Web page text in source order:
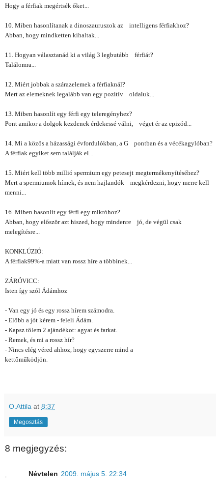
Hogy a férfiak megértsék őket...
10. Miben hasonlítanak a dinoszauruszok az
intelligens férfiakhoz?
Abban, hogy mindketten kihaltak...
11. Hogyan választanád ki a világ 3 legbutább
férfiát?
Találomra...
12. Miért jobbak a szárazelemek a férfiaknál?
Mert az elemeknek legalább van egy pozitív
oldaluk...
13. Miben hasonlít egy férfi egy teleregényhez?
Pont amikor a dolgok kezdenek érdekessé válni,
véget ér az epizód...
14. Mi a közös a házassági évfordulókban, a G
pontban és a vécékagylóban?
A férfiak egyiket sem találják el...
15. Miért kell több millió spermium egy petesejt megtermékenyítéséhez?
Mert a spermiumok hímek, és nem hajlandók
megkérdezni, hogy merre kell
menni...
16. Miben hasonlít egy férfi egy mikróhoz?
Abban, hogy először azt hiszed, hogy mindenre
jó, de végül csak
melegítésre...
KONKLÚZIÓ:
A férfiak99%-a miatt van rossz híre a többinek...
ZÁRÓVICC:
Isten így szól Ádámhoz
- Van egy jó és egy rossz hírem számodra.
- Előbb a jót kérem - feleli Ádám.
- Kapsz tőlem 2 ajándékot: agyat és farkat.
- Remek, és mi a rossz hír?
- Nincs elég véred ahhoz, hogy egyszerre mind a
kettőműködjön.
O.Attila at 8:37
Megosztás
8 megjegyzés:
Névtelen 2009. május 5. 22:34